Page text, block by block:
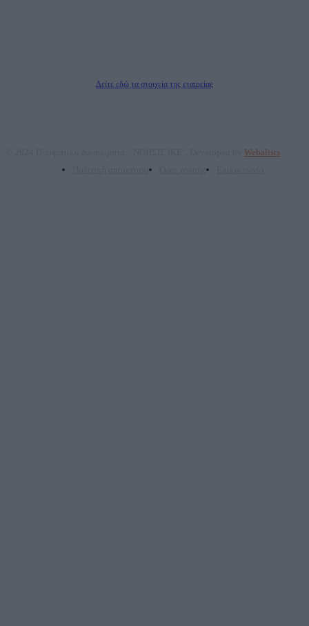
Δείτε εδώ τα στοιχεία της εταιρείας
Webalists